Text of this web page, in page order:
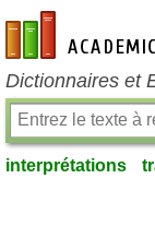
fr-academic.com
Dictionnaires et
interprétations